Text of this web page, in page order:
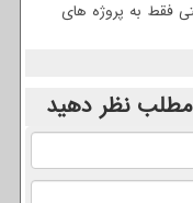
فقط به پروژه های
مطلب نظر دهید